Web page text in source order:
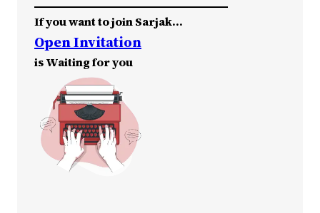
If you want to join Sarjak…
Open Invitation
is Waiting for you